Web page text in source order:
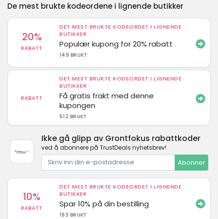
De mest brukte kodeordene i lignende butikker
20%
RABATT
DET MEST BRUKTE KODEORDET I LIGNENDE
BUTIKKER
Populær kupong for 20% rabatt
149 BRUKT
RABATT
DET MEST BRUKTE KODEORDET I LIGNENDE
BUTIKKER
Få gratis frakt med denne
kupongen
512 BRUKT
Ikke gå glipp av Grontfokus rabattkoder
ved å abonnere på TrustDeals nyhetsbrev!
Abonner
10%
RABATT
DET MEST BRUKTE KODEORDET I LIGNENDE
BUTIKKER
Spar 10% på din bestilling
193 BRUKT